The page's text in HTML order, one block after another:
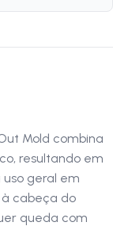
e absorção
posicionadas
fácil higienização
Mold combina
resultando em
uso geral em
cabeça do
queda com